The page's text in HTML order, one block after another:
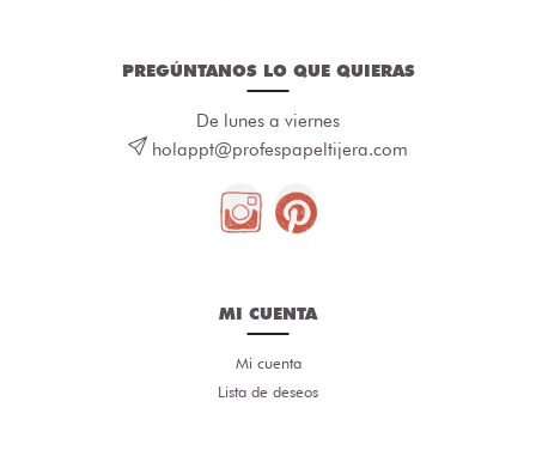
PREGÚNTANOS LO QUE QUIERAS
De lunes a viernes
holappt@profespapeltijera.com
MI CUENTA
Mi cuenta
Lista de deseos